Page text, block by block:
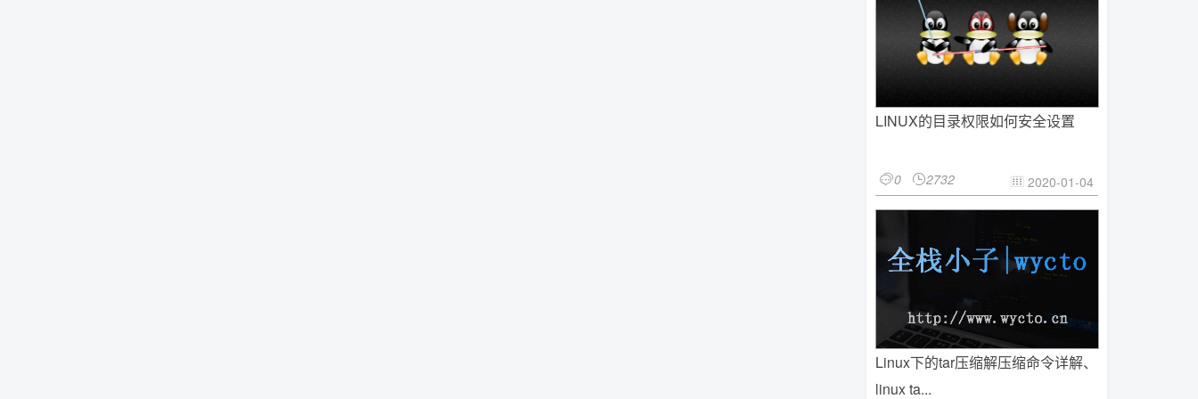
LINUX的目录权限如何安全设置
0 2732  2020-01-04
Linux下的tar压缩解压缩命令详解、
linux ta...